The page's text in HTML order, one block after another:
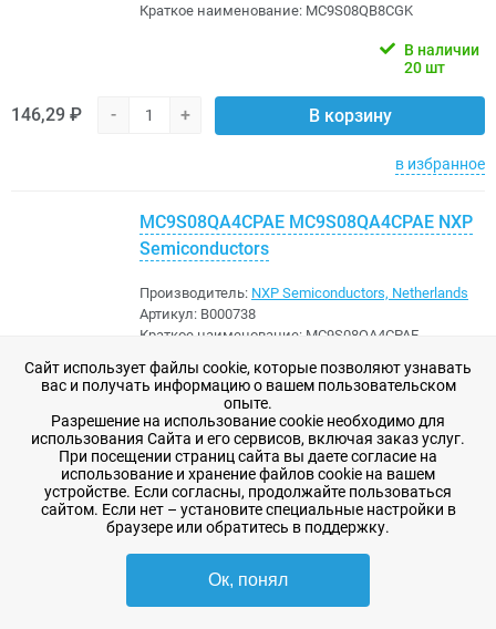
Краткое наименование: MC9S08QB8CGK
В наличии
20 шт
146,29 ₽ - + В корзину
в избранное
MC9S08QA4CPAE MC9S08QA4CPAE NXP
Semiconductors
Производитель: NXP Semiconductors, Netherlands
Артикул: B000738
Краткое наименование: MC9S08QA4CPAE
В наличии
20 шт
128,41 ₽ - + В корзину
в избранное
Semiconductors
Сайт использует файлы cookie, которые позволяют узнавать
вас и получать информацию о вашем пользовательском
опыте.
Разрешение на использование cookie необходимо для
использования Сайта и его сервисов, включая заказ услуг.
При посещении страниц сайта вы даете согласие на
использование и хранение файлов cookie на вашем
устройстве. Если согласны, продолжайте пользоваться
сайтом. Если нет – установите специальные настройки в
браузере или обратитесь в поддержку.
Ок, понял